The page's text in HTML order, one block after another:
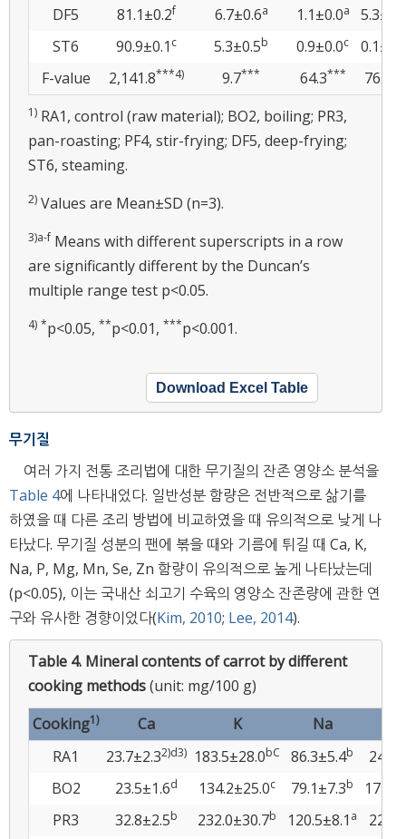
DF5
81.1±0.2f 6.7±0.6a 1.1±0.0a
ST6
90.9±0.1 c 5.3±0.5b 0.9±0.0c
F-value
2,141.8***4) 9.7*** 64.3*** 76.3
1) RA1, control (raw material); BO2, boiling; PR3,
pan-roasting; PF4, stir-frying; DF5, deep-frying;
ST6, steaming.
2) Values are Mean±SD (n=3).
3)a-f Means with different superscripts in a row
are significantly different by the Duncan’s
multiple range test p<0.05.
4) *p<0.05, **p<0.01, ***p<0.001.
Download Excel Table
무기질
여러 가지 전통 조리법에 대한 무기질의 잔존 영양소 분석을
Table 4에 나타내었다. 일반성분 함량은 전반적으로 삶기를
하였을 때 다른 조리 방법에 비교하였을 때 유의적으로 낮게 나
타났다. 무기질 성분의 팬에 볶을 때와 기름에 튀길 때 Ca, K,
Na, P, Mg, Mn, Se, Zn 함량이 유의적으로 높게 나타났는데
(p<0.05), 이는 국내산 쇠고기 수육의 영양소 잔존량에 관한 연
구와 유사한 경향이었다(Kim, 2010; Lee, 2014).
Table 4. Mineral contents of carrot by different
cooking methods(unit: mg/100 g)
Cooking1) Ca K Na
RA1
23.7±2.32)d3) 183.5±28.0bC 86.3±5.4b
BO2
23.5±1.6d 134.2±25.0c 79.1±7.3b
PR3
32.8±2.5b 232.0±30.7b 120.5±8.1 a